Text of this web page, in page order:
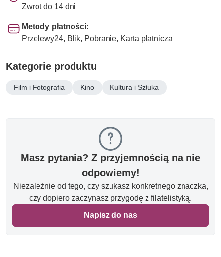
Zwrot do 14 dni
Metody płatności:
Przelewy24, Blik, Pobranie, Karta płatnicza
Kategorie produktu
Film i Fotografia Kino Kultura i Sztuka
Masz pytania? Z przyjemnością na nie
odpowiemy!
Niezależnie od tego, czy szukasz konkretnego znaczka,
czy dopiero zaczynasz przygodę z filatelistyką.
Napisz do nas